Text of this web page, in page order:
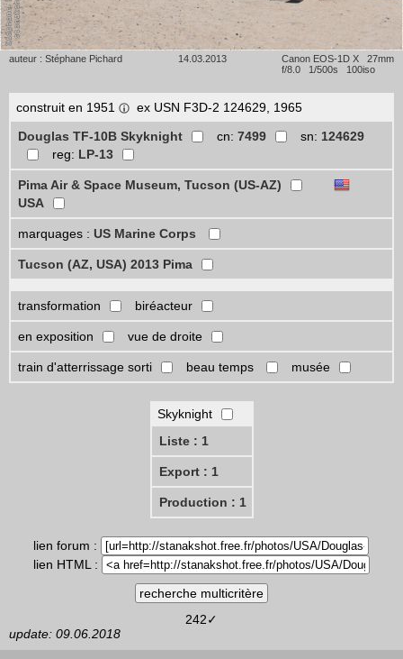
auteur : Stéphane Pichard 14.03.2013
Canon EOS-1D X 27mm
f/8.0 1/500s 100iso
construit en 1951
ex USN F3D-2 124629, 1965
Douglas TF-10B Skyknight
cn: 7499 sn: 124629
reg: LP-13
Pima Air & Space Museum, Tucson (US-AZ)
USA
marquages : US Marine Corps
Tucson (AZ, USA) 2013 Pima
transformation biréacteur
en exposition vue de droite
train d'atterrissage sorti beau temps musée
Skyknight
Liste : 1
Export : 1
Production : 1
lien forum :
lien HTML :
242✓
update: 09.06.2018